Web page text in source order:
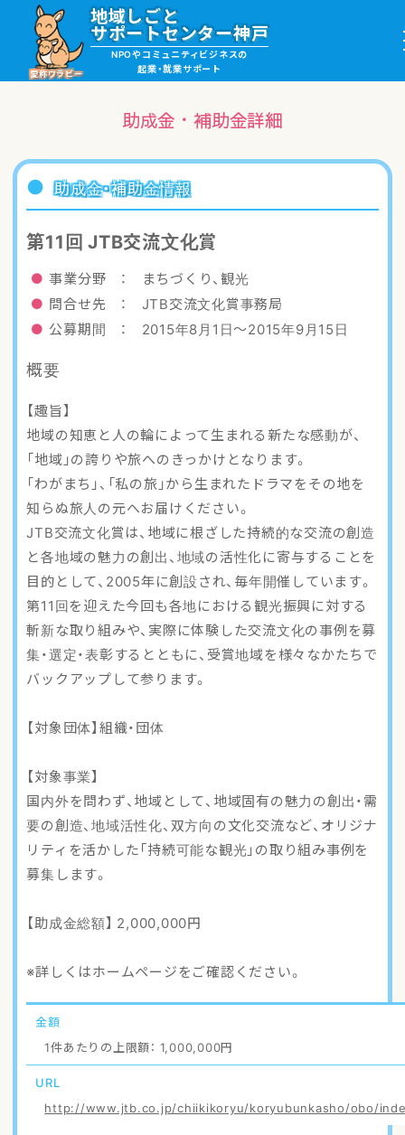
愛称ワラビー
地域しごと
サポートセンター神戸
NPOやコミュニティビジネスの
起業・就業サポート
就職・ボランティア情報
講座・サロン情報
助成金・補助金情報
ご登録・お問い合わせ
助成金・補助金詳細
助成金・補助金情報
第11回 JTB交流文化賞
事業分野 ： まちづくり、観光
問合せ先 ： JTB交流文化賞事務局
公募期間 ： 2015年8月1日〜2015年9月15日
概要
【趣旨】
地域の知恵と人の輪によって生まれる新たな感動が、
「地域」の誇りや旅へのきっかけとなります。
「わがまち」、「私の旅」から生まれたドラマをその地を
知らぬ旅人の元へお届けください。
JTB交流文化賞は、地域に根ざした持続的な交流の創造
と各地域の魅力の創出、地域の活性化に寄与することを
目的として、2005年に創設され、毎年開催しています。
第11回を迎えた今回も各地における観光振興に対する
斬新な取り組みや、実際に体験した交流文化の事例を募
集・選定・表彰するとともに、受賞地域を様々なかたちで
バックアップして参ります。
【対象団体】組織・団体
【対象事業】
国内外を問わず、地域として、地域固有の魅力の創出・需
要の創造、地域活性化、双方向の文化交流など、オリジナ
リティを活かした「持続可能な観光」の取り組み事例を
募集します。
【助成金総額】 2,000,000円
※詳しくはホームページをご確認ください。
金額
1件あたりの上限額： 1,000,000円
URL
http://www.jtb.co.jp/chiikikoryu/koryubunkasho/obo/